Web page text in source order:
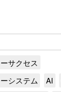
サクセス
システム
AI